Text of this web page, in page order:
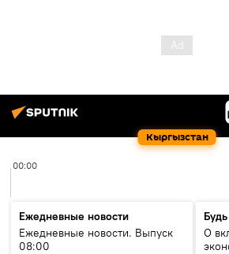
Кыргызстан
00:00
Ежедневные новости
Ежедневные новости. Выпуск
08:00
О